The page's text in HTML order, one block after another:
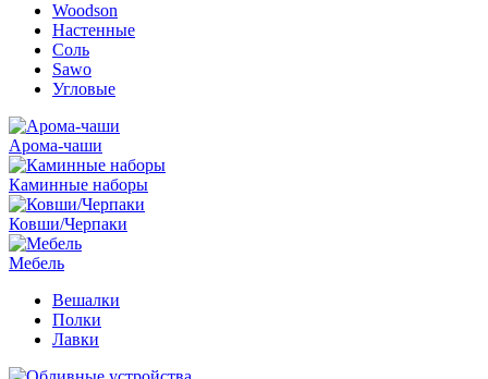
Woodson
Настенные
Соль
Sawo
Угловые
Арома-чаши
Каминные наборы
Ковши/Черпаки
Мебель
Вешалки
Полки
Лавки